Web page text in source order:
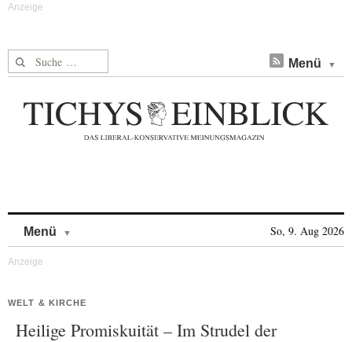
Suche nach: Menü
Menü So, 9. Aug 2026
WELT & KIRCHE
Heilige Promiskuität – Im Strudel der